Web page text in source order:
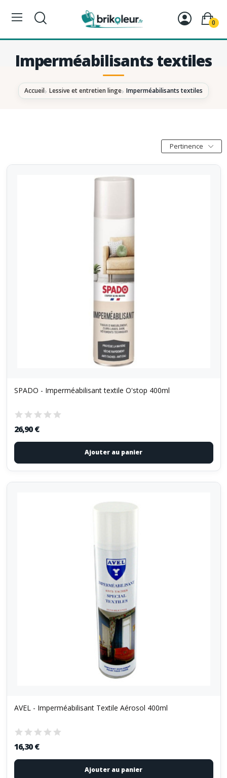
0
Imperméabilisants textiles
Accueil Lessive et entretien linge Imperméabilisants textiles
Pertinence
SPADO - Imperméabilisant textile O'stop 400ml
26,90 €
Ajouter au panier
AVEL - Imperméabilisant Textile Aérosol 400ml
16,30 €
Ajouter au panier